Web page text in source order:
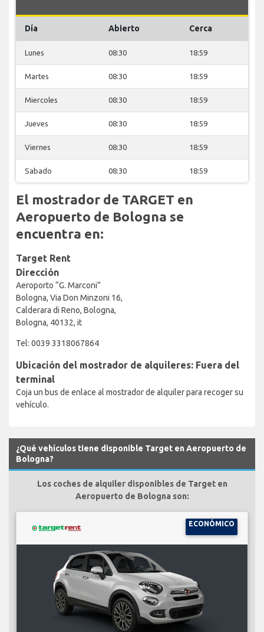
Día Abierto Cerca
Lunes 08:30 18:59
Martes 08:30 18:59
Miercoles 08:30 18:59
Jueves 08:30 18:59
Viernes 08:30 18:59
Sabado 08:30 18:59
El mostrador de TARGET en
Aeropuerto de Bologna se
encuentra en:
Target Rent
Dirección
Aeroporto “G. Marconi”
Bologna, Via Don Minzoni 16,
Calderara di Reno, Bologna,
Bologna, 40132, it
Tel: 0039 3318067864
Ubicación del mostrador de alquileres: Fuera del
terminal
Coja un bus de enlace al mostrador de alquiler para recoger su
vehículo.
¿Qué vehículos tiene disponible Target en Aeropuerto de
Bologna?
Los coches de alquiler disponibles de Target en
Aeropuerto de Bologna son:
ECONÓMICO